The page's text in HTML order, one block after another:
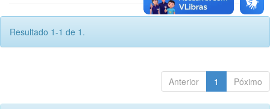
Resultado 1-1 de 1.
Anterior 1 Póximo